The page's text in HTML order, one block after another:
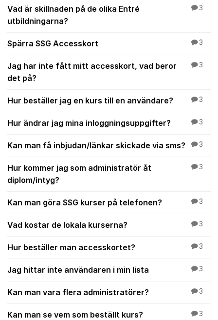
Vad är skillnaden på de olika Entré
utbildningarna?
3
Spärra SSG Accesskort 3
Jag har inte fått mitt accesskort, vad beror
det på?
3
Hur beställer jag en kurs till en användare? 3
Hur ändrar jag mina inloggningsuppgifter? 3
Kan man få inbjudan/länkar skickade via sms? 3
Hur kommer jag som administratör åt
diplom/intyg?
3
Kan man göra SSG kurser på telefonen? 3
Vad kostar de lokala kurserna? 3
Hur beställer man accesskortet? 3
Jag hittar inte användaren i min lista 3
Kan man vara flera administratörer? 3
Kan man se vem som beställt kurs? 3